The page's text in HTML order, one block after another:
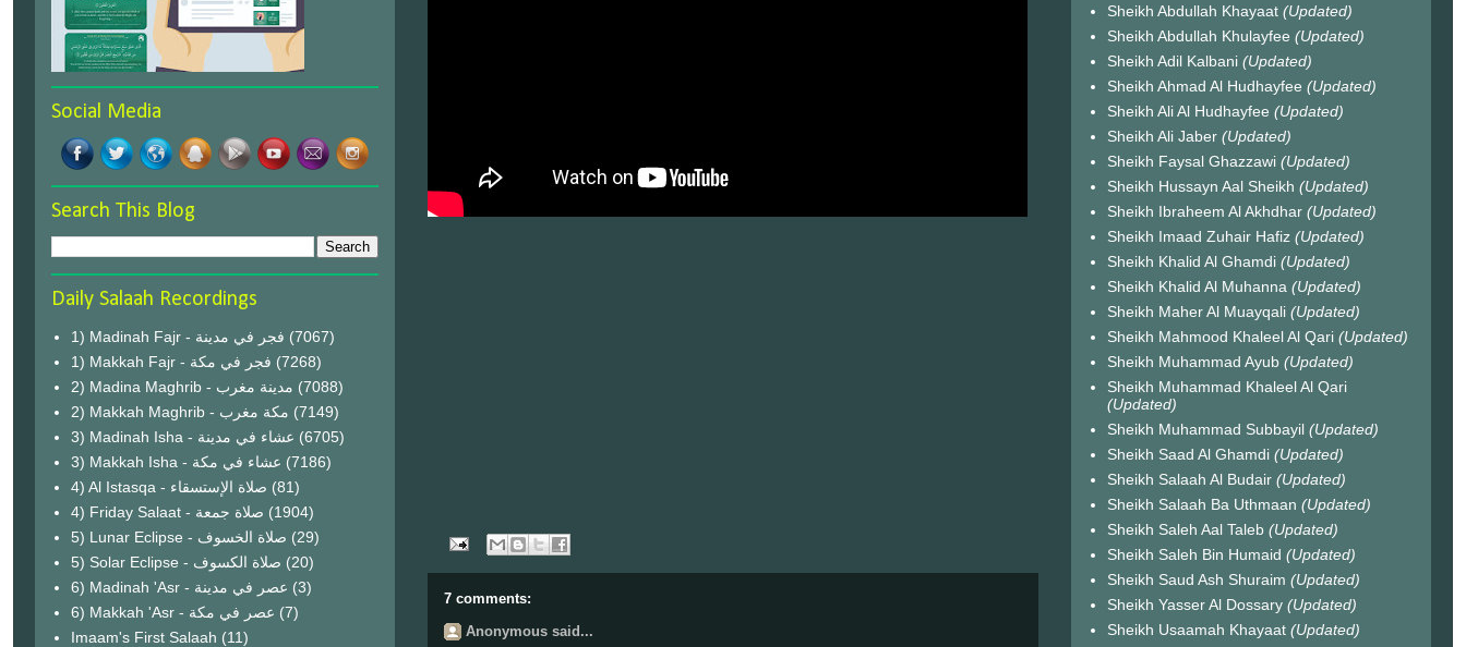
7 comments:
Anonymous said...
Social Media
Search This Blog
Daily Salaah Recordings
1) Madinah Fajr - فجر في مدينة (7067)
1) Makkah Fajr - فجر في مكة (7268)
2) Madina Maghrib - مدينة مغرب (7088)
2) Makkah Maghrib - مكة مغرب (7149)
3) Madinah Isha - عشاء في مدينة (6705)
3) Makkah Isha - عشاء في مكة (7186)
4) Al Istasqa - صلاة الإستسقاء (81)
4) Friday Salaat - صلاة جمعة (1904)
5) Lunar Eclipse - صلاة الخسوف (29)
(20)
6) Madinah 'Asr - عصر في مدينة (3)
6) Makkah 'Asr - عصر في مكة (7)
Imaam's First Salaah (11)
Sheikh Abdullah Khayaat (Updated)
Sheikh Abdullah Khulayfee (Updated)
Sheikh Adil Kalbani (Updated)
Sheikh Ahmad Al Hudhayfee (Updated)
Sheikh Ali Al Hudhayfee (Updated)
Sheikh Ali Jaber (Updated)
Sheikh Faysal Ghazzawi (Updated)
Sheikh Hussayn Aal Sheikh (Updated)
Sheikh Ibraheem Al Akhdhar (Updated)
Sheikh Imaad Zuhair Hafiz (Updated)
Sheikh Khalid Al Ghamdi (Updated)
Sheikh Khalid Al Muhanna (Updated)
Sheikh Maher Al Muayqali (Updated)
Sheikh Mahmood Khaleel Al Qari (Updated)
Sheikh Muhammad Ayub (Updated)
Sheikh Muhammad Khaleel Al Qari
(Updated)
Sheikh Muhammad Subbayil (Updated)
Sheikh Saad Al Ghamdi (Updated)
Sheikh Salaah Al Budair (Updated)
Sheikh Salaah Ba Uthmaan (Updated)
Sheikh Saleh Aal Taleb (Updated)
Sheikh Saleh Bin Humaid (Updated)
Sheikh Saud Ash Shuraim (Updated)
Sheikh Yasser Al Dossary (Updated)
Sheikh Usaamah Khayaat (Updated)